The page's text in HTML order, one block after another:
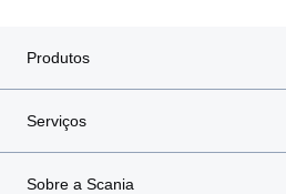
Produtos
Serviços
Sobre a Scania